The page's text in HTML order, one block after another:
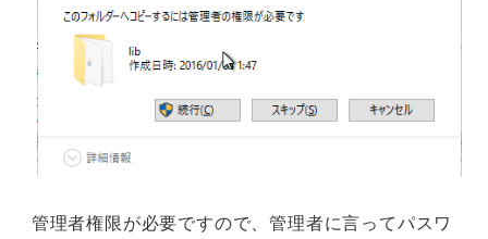
管理者権限が必要ですので、管理者に言ってパスワ